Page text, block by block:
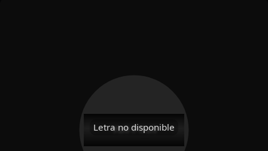
Letra no disponible